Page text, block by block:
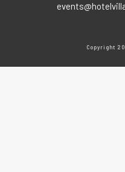
Copyright